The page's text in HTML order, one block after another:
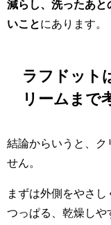
減らし、洗ったあと
いことにあります。
ラフドット
リームまで
結論からいうと、ク
せん。
まずは外側をやさ
つっぱる、乾燥しや